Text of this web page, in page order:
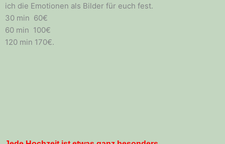
ich die Emotionen als Bilder für euch fest.
30 min 60€
60 min 100€
120 min 170€.